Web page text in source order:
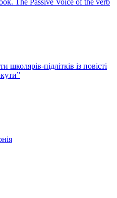
школярів-підлітків із повісті